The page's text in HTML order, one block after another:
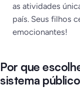
as atividades
país. Seus filhos
emocionantes!
Por que
sistema